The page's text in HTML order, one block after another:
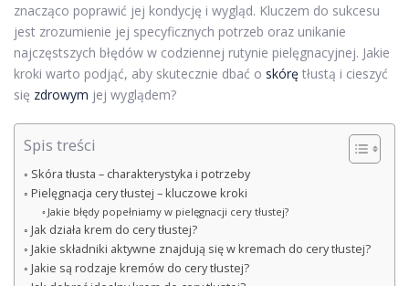
znacząco poprawić jej kondycję i wygląd. Kluczem do sukcesu
jest zrozumienie jej specyficznych potrzeb oraz unikanie
najczęstszych błędów w codziennej rutynie pielęgnacyjnej. Jakie
kroki warto podjąć, aby skutecznie dbać o skórę tłustą i cieszyć
się zdrowym jej wyglądem?
Spis treści
Skóra tłusta – charakterystyka i potrzeby
Pielęgnacja cery tłustej – kluczowe kroki
Jakie błędy popełniamy w pielęgnacji cery tłustej?
Jak działa krem do cery tłustej?
Jakie składniki aktywne znajdują się w kremach do cery tłustej?
Jakie są rodzaje kremów do cery tłustej?